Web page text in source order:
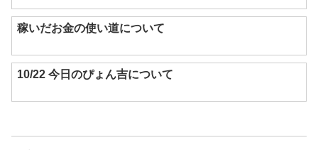
稼いだお金の使い道について
10/22 今日のぴょん吉について